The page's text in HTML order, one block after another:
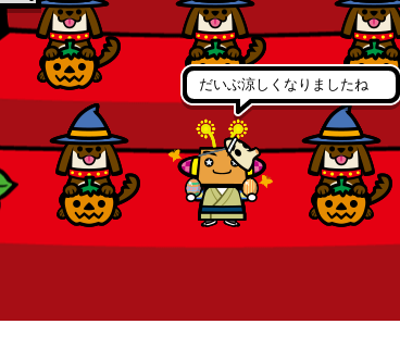
だいぶ涼しくなりましたね